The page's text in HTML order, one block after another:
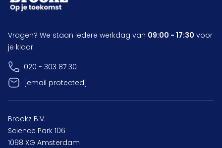
Vragen? We staan iedere werkdag van 09:00 - 17:30 voor
je klaar.
020 - 303 87 30
[email protected]
Brookz B.V.
Science Park 106
1098 XG Amsterdam